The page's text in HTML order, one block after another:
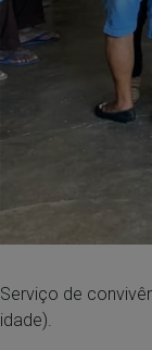
Serviço de
idade).